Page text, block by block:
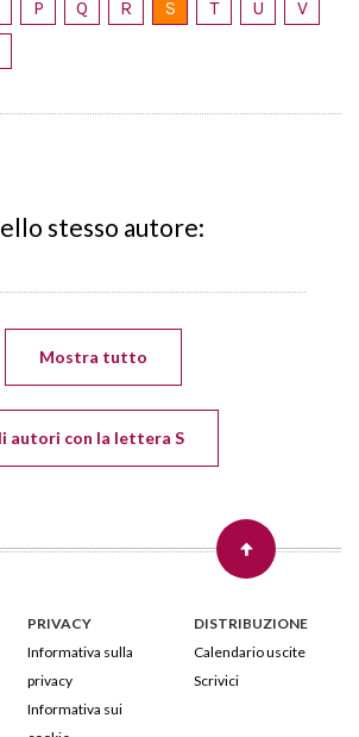
P Q R S T U
V
stesso autore:
Mostra tutto
autori con la lettera S
PRIVACY
Informativa sulla
privacy
Informativa sui
DISTRIBUZIONE
Calendario uscite
Scrivici